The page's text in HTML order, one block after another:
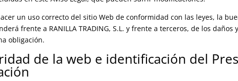
un uso correcto del sitio Web de conformidad con las leyes, la
frente a RANILLA TRADING, S.L. y frente a terceros, de los
obligación.
de la web e identificación del